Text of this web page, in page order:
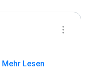
Mehr Lesen